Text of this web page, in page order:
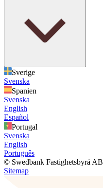
Sverige
Svenska
Spanien
Svenska
English
Español
Portugal
Svenska
English
Português
© Swedbank Fastighetsbyrå AB
Sitemap